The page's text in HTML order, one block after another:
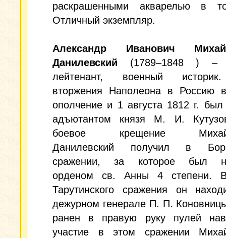
раскрашенными акварелью в
Отличный экземпляр.
Александр Иванович
Данилевский (1789–1848 ) –
лейтенант, военный
вторжения Наполеона в Россию
ополчение и 1 августа 1812 г. был
адъютантом князя М. И.
боевое крещение
Данилевский получил в
сражении, за которое был
орденом св. Анны 4 степени.
Тарутинского сражения он
дежурном генерале П. П.
ранен в правую руку пулей
участие в этом сражении